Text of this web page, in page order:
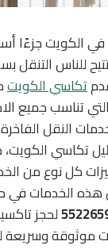
الكويت جزءًا
للناس التنقل
تكاسي الكويت
تناسب جميع
النقل
تكاسي
كل نوع من
الخدمات في
لحجز
موثوقة وسريعة